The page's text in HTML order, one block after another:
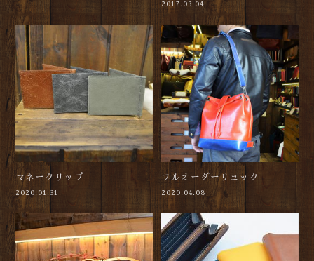
2017.03.04
マネークリップ
2020.01.31
フルオーダーリュック
2020.04.08